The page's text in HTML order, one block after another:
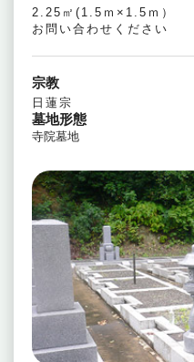
2.25㎡(1.5ｍ×1.5ｍ）
お問い合わせください
宗教
日蓮宗
墓地形態
寺院墓地